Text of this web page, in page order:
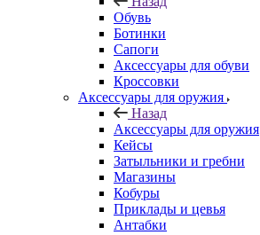
Обувь
Ботинки
Сапоги
Аксессуары для обуви
Кроссовки
Аксессуары для оружия
Назад
Аксессуары для оружия
Кейсы
Затыльники и гребни
Магазины
Кобуры
Приклады и цевья
Антабки